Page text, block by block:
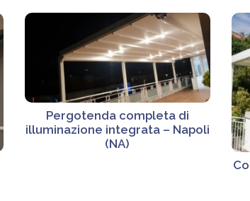
Pergotenda completa di
illuminazione integrata – Napoli
(NA)